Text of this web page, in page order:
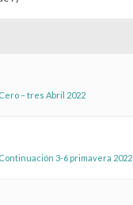
Cero – tres Abril 2022
Continuación 3-6 primavera 2022